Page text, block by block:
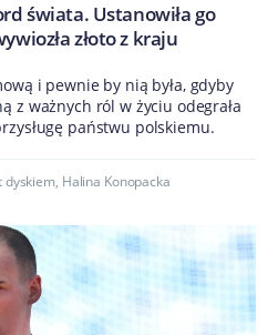
świata. Ustanowiła go
złoto z kraju
i pewnie by nią była, gdyby
z ważnych ról w życiu odegrała
państwu polskiemu.
dyskiem, Halina Konopacka